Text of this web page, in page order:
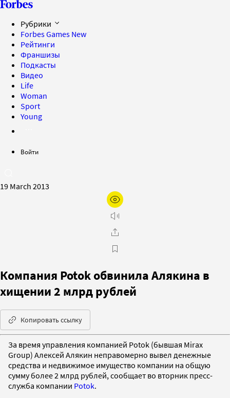
Рубрики
Forbes Games New
Рейтинги
Франшизы
Подкасты
Видео
Life
Woman
Sport
Young
Войти
19 March 2013
Компания Potok обвинила Алякина в
хищении 2 млрд рублей
Копировать ссылку
За время управления компанией Potok (бывшая Mirax
Group) Алексей Алякин неправомерно вывел денежные
средства и недвижимое имущество компании на общую
сумму более 2 млрд рублей, сообщает во вторник пресс-
служба компании Potok.